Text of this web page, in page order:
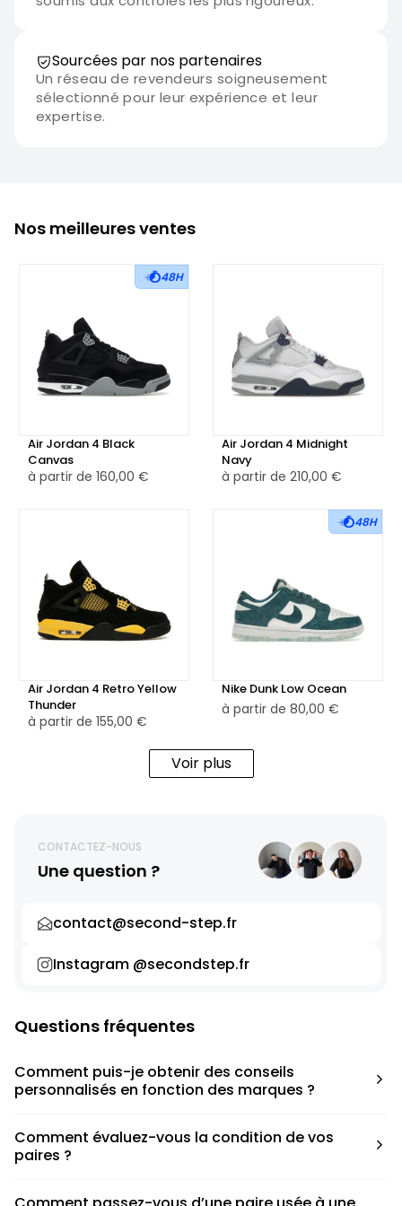
Sourcées par nos partenaires
Un réseau de revendeurs soigneusement
sélectionné pour leur expérience et leur
expertise.
Nos meilleures ventes
48H
Air Jordan 4 Black
Canvas
à partir de 160,00 €
Air Jordan 4 Midnight
Navy
à partir de 210,00 €
Air Jordan 4 Retro Yellow
Thunder
à partir de 155,00 €
48H
Nike Dunk Low Ocean
à partir de 80,00 €
Voir plus
CONTACTEZ-NOUS
Une question ?
contact@second-step.fr
Instagram @secondstep.fr
Questions fréquentes
Comment puis-je obtenir des conseils
personnalisés en fonction des marques ?
pour déterminer la taille appropriée, que ce soit une taille
en dessous, au-dessus ou correspondant à votre taille
Comment évaluez-vous la condition de vos
paires ?